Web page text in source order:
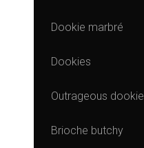
Dookie marbré
Dookies
Outrageous dookie
Brioche butchy